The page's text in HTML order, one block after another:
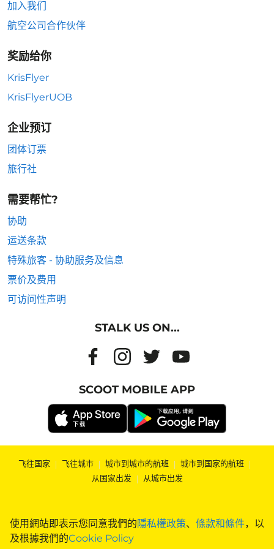
使用網站即表示您同意我們的隱私權政策、 條款和條件，以
及根據我們的Cookie Policy
加入我们
航空公司合作伙伴
奖励给你
KrisFlyer
KrisFlyerUOB
企业预订
团体订票
旅行社
需要帮忙?
协助
运送条款
特殊旅客 - 协助服务及信息
票价及费用
可访问性声明
STALK US ON...
SCOOT MOBILE APP
飞往国家 | 飞往城市 | 城市到城市的航班 | 城市到国家的航班 |
从国家出发 | 从城市出发